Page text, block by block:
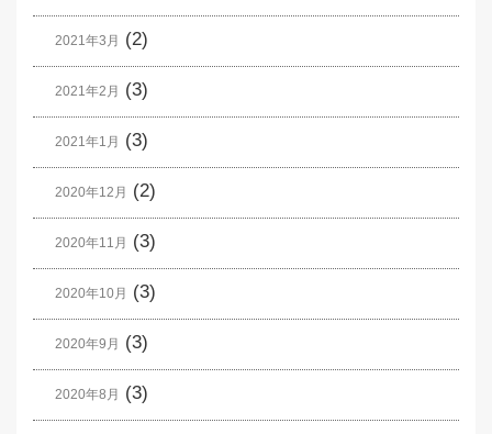
2021年3月 (2)
2021年2月 (3)
2021年1月 (3)
2020年12月 (2)
2020年11月 (3)
2020年10月 (3)
2020年9月 (3)
2020年8月 (3)